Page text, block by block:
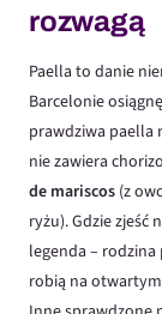
rozwagą
Paella to danie
Barcelonie
prawdziwa paella
nie zawiera
de mariscos (z
ryżu). Gdzie zjeść
legenda –
robią na